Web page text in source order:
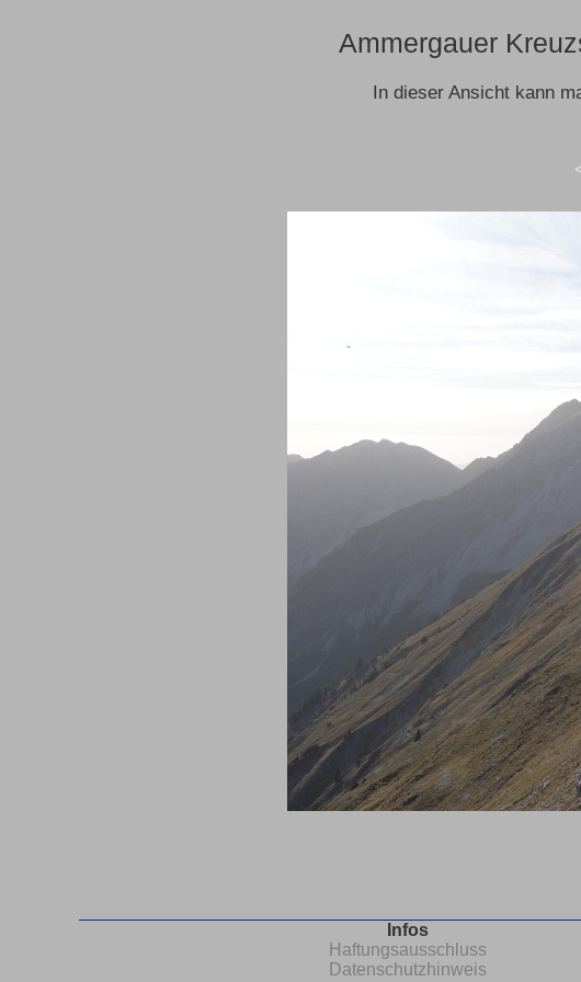
Ammergauer
In dieser Ansicht kann
Infos
Haftungsausschluss
Datenschutzhinweis